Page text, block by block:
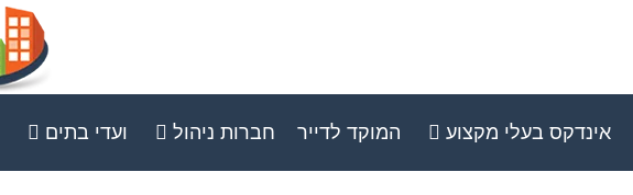
אינדקס בעלי מקצוע המוקד לדייר חברות ניהול ועדי בתים